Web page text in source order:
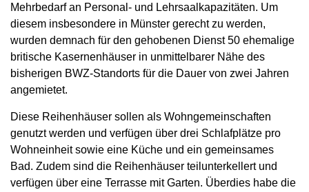
Mehrbedarf an Personal- und Lehrsaalkapazitäten. Um
diesem insbesondere in Münster gerecht zu werden,
wurden demnach für den gehobenen Dienst 50 ehemalige
britische Kasernenhäuser in unmittelbarer Nähe des
bisherigen BWZ-Standorts für die Dauer von zwei Jahren
angemietet.
Diese Reihenhäuser sollen als Wohngemeinschaften
genutzt werden und verfügen über drei Schlafplätze pro
Wohneinheit sowie eine Küche und ein gemeinsames
Bad. Zudem sind die Reihenhäuser teilunterkellert und
verfügen über eine Terrasse mit Garten. Überdies habe die